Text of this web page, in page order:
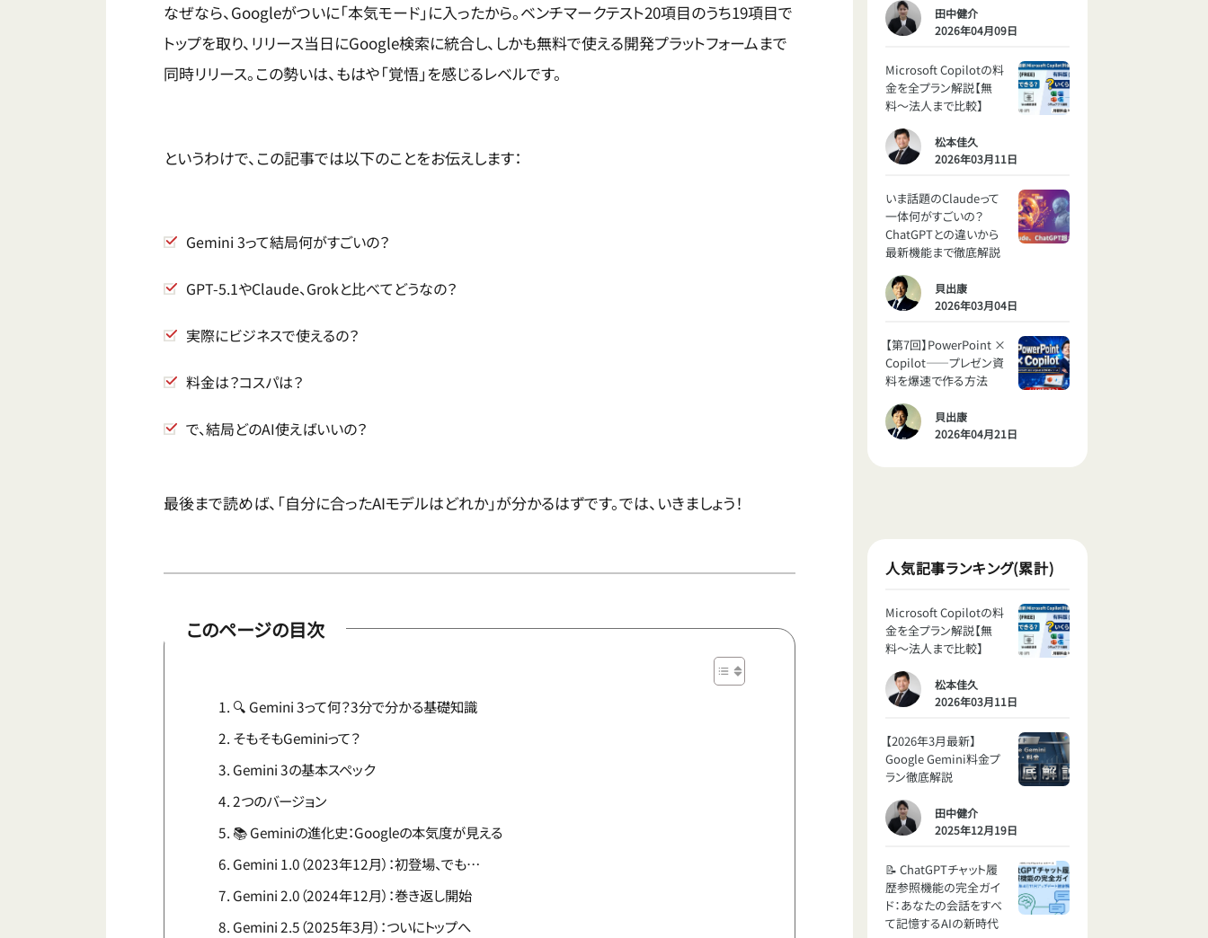
なぜなら、Googleがついに「本気モード」に入ったから。ベンチマークテスト20項目のうち19項目で
トップを取り、リリース当日にGoogle検索に統合し、しかも無料で使える開発プラットフォームまで
同時リリース。この勢いは、もはや「覚悟」を感じるレベルです。
というわけで、この記事では以下のことをお伝えします：
Gemini 3って結局何がすごいの？
GPT-5.1やClaude、Grokと比べてどうなの？
実際にビジネスで使えるの？
料金は？コスパは？
で、結局どのAI使えばいいの？
最後まで読めば、「自分に合ったAIモデルはどれか」が分かるはずです。では、いきましょう！
このページの目次
🔍 Gemini 3って何？3分で分かる基礎知識
そもそもGeminiって？
Gemini 3の基本スペック
2つのバージョン
📚 Geminiの進化史：Googleの本気度が見える
Gemini 1.0（2023年12月）：初登場、でも…
Gemini 2.0（2024年12月）：巻き返し開始
Gemini 2.5（2025年3月）：ついにトップへ
田中健介
2026年04月09日
Microsoft Copilotの料
金を全プラン解説【無
料〜法人まで比較】
松本佳久
2026年03月11日
いま話題のClaudeって
一体何がすごいの？
ChatGPTとの違いから
最新機能まで徹底解説
貝出康
2026年03月04日
【第7回】PowerPoint ×
Copilot——プレゼン資
料を爆速で作る方法
貝出康
2026年04月21日
人気記事ランキング(累計)
Microsoft Copilotの料
金を全プラン解説【無
料〜法人まで比較】
松本佳久
2026年03月11日
【2026年3月最新】
Google Gemini料金プ
ラン徹底解説
田中健介
2025年12月19日
📝 ChatGPTチャット履
歴参照機能の完全ガイ
ド：あなたの会話をすべ
て記憶するAIの新時代